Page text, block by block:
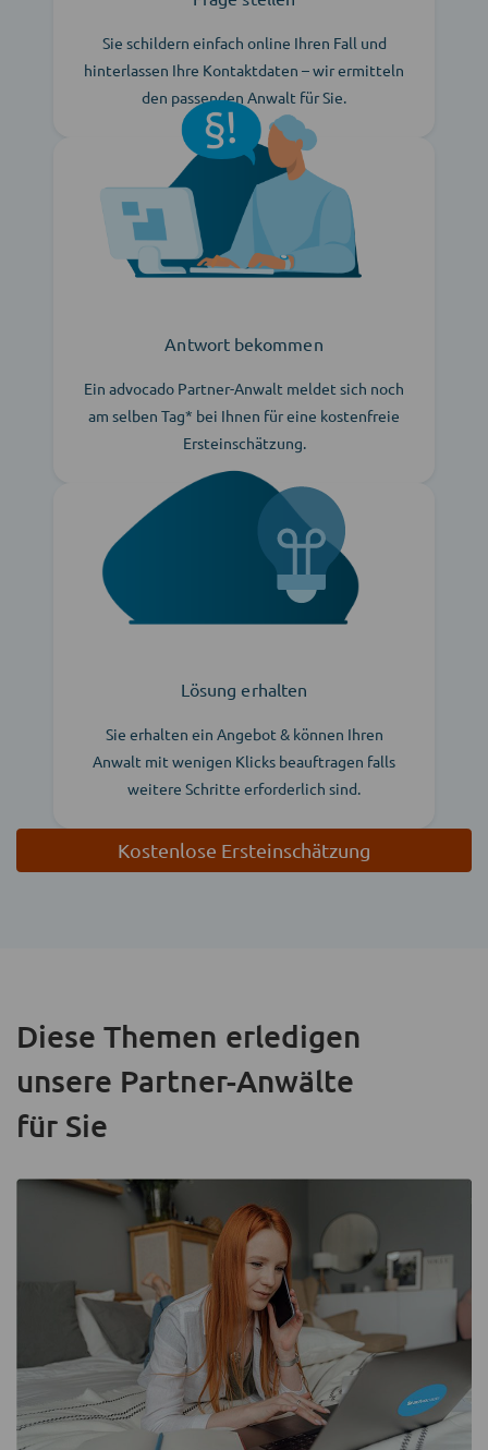
Sie schildern einfach online Ihren Fall und
hinterlassen Ihre Kontaktdaten – wir ermitteln
den passenden Anwalt für Sie.
Antwort bekommen
Ein advocado Partner-Anwalt meldet sich noch
am selben Tag* bei Ihnen für eine kostenfreie
Ersteinschätzung.
Lösung erhalten
Sie erhalten ein Angebot & können Ihren
Anwalt mit wenigen Klicks beauftragen falls
weitere Schritte erforderlich sind.
Kostenlose Ersteinschätzung
Diese Themen erledigen
unsere Partner-Anwälte
für Sie